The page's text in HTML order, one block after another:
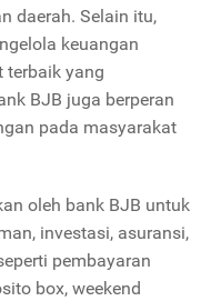
daerah. Selain itu,
keuangan
terbaik yang
BJB juga berperan
pada masyarakat
oleh bank BJB untuk
investasi, asuransi,
pembayaran
box, weekend